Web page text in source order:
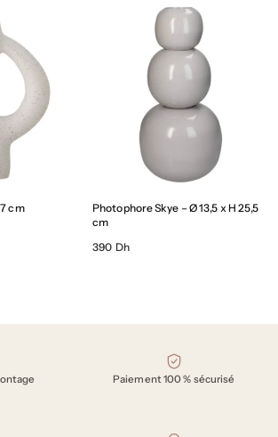
cm
Photophore Skye – Ø 13,5 x H 25,5
cm
390 Dh
Paiement 100 % sécurisé